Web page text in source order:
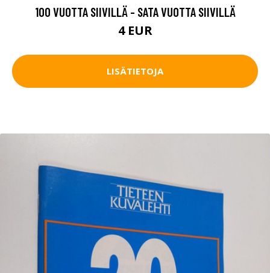
100 VUOTTA SIIVILLÄ - SATA VUOTTA SIIVILLÄ
4 EUR
LISÄTIETOJA